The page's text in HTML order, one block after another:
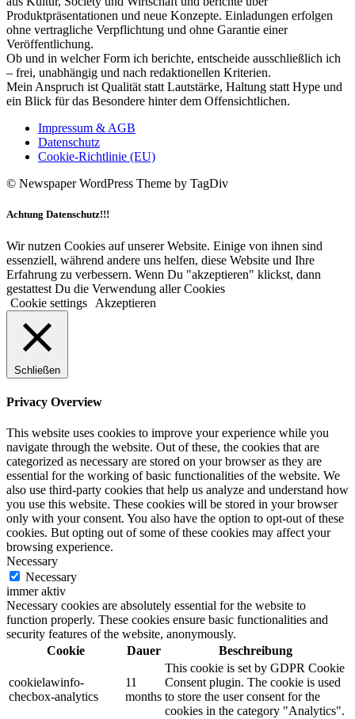
Produktpräsentationen und neue Konzepte. Einladungen erfolgen
ohne vertragliche Verpflichtung und ohne Garantie einer
Veröffentlichung.
Ob und in welcher Form ich berichte, entscheide ausschließlich ich
– frei, unabhängig und nach redaktionellen Kriterien.
Mein Anspruch ist Qualität statt Lautstärke, Haltung statt Hype und
ein Blick für das Besondere hinter dem Offensichtlichen.
Impressum & AGB
Datenschutz
Cookie-Richtlinie (EU)
© Newspaper WordPress Theme by TagDiv
Achtung Datenschutz!!!
Wir nutzen Cookies auf unserer Website. Einige von ihnen sind
essenziell, während andere uns helfen, diese Website und Ihre
Erfahrung zu verbessern. Wenn Du "akzeptieren" klickst, dann
gestattest Du die Verwendung aller Cookies
Cookie settings
Akzeptieren
Schließen
Privacy Overview
This website uses cookies to improve your experience while you
navigate through the website. Out of these, the cookies that are
categorized as necessary are stored on your browser as they are
essential for the working of basic functionalities of the website. We
also use third-party cookies that help us analyze and understand how
you use this website. These cookies will be stored in your browser
only with your consent. You also have the option to opt-out of these
cookies. But opting out of some of these cookies may affect your
browsing experience.
Necessary
Necessary
immer aktiv
Necessary cookies are absolutely essential for the website to
function properly. These cookies ensure basic functionalities and
security features of the website, anonymously.
Cookie
Dauer Beschreibung
cookielawinfo-
checbox-analytics
11
months
This cookie is set by GDPR Cookie
Consent plugin. The cookie is used
to store the user consent for the
cookies in the category "Analytics".